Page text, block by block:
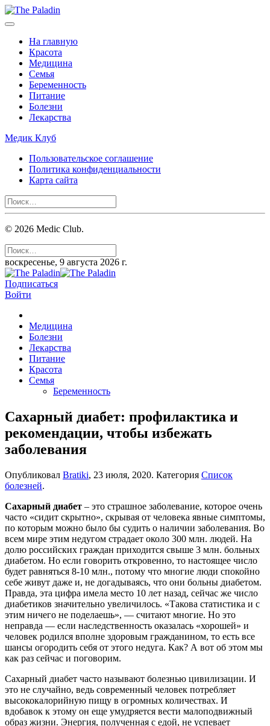
На главную
Красота
Медицина
Семья
Беременность
Питание
Болезни
Лекарства
Медик Клуб
Пользовательское соглашение
Политика конфиденциальности
Карта сайта
© 2026 Medic Club.
воскресенье, 9 августа 2026 г.
Подписаться
Войти
Медицина
Болезни
Лекарства
Питание
Красота
Семья
Беременность
Сахарный диабет: профилактика и
рекомендации, чтобы избежать
заболевания
Опубликовал Bratiki, 23 июля, 2020. Категория Список
болезней.
Сахарный диабет – это страшное заболевание, которое очень
часто «сидит скрытно», скрывая от человека явные симптомы,
по которым можно было бы судить о наличии заболевания. Во
всем мире этим недугом страдает около 300 млн. людей. На
долю российских граждан приходится свыше 3 млн. больных
диабетом. Но если говорить откровенно, то настоящее число
будет равняться 8-10 млн., потому что многие люди спокойно
себе живут даже и, не догадываясь, что они больны диабетом.
Правда, эта цифра имела место 10 лет назад, сейчас же число
диабетиков значительно увеличилось. «Такова статистика и с
этим ничего не поделаешь», — считают многие. Но это
неправда — если наследственность оказалась «хорошей» и
человек родился вполне здоровым гражданином, то есть все
шансы огородить себя от этого недуга. Как? А вот об этом мы
как раз сейчас и поговорим.
Сахарный диабет часто называют болезнью цивилизации. И
это не случайно, ведь современный человек потребляет
высококалорийную пищу в огромных количествах. И
вдобавок к этому он еще умудряется вести малоподвижный
образ жизни. Энергия, полученная с едой, не успевает